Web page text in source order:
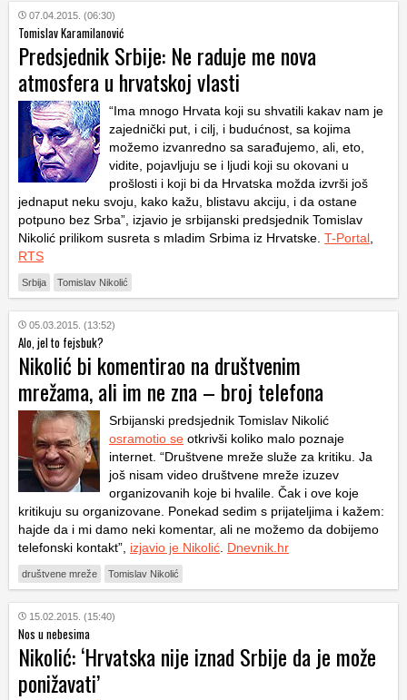
07.04.2015. (06:30)
Tomislav Karamilanović
Predsjednik Srbije: Ne raduje me nova
atmosfera u hrvatskoj vlasti
“Ima mnogo Hrvata koji su shvatili kakav nam je
zajednički put, i cilj, i budućnost, sa kojima
možemo izvanredno sa sarađujemo, ali, eto,
vidite, pojavljuju se i ljudi koji su okovani u
prošlosti i koji bi da Hrvatska možda izvrši još
jednaput neku svoju, kako kažu, blistavu akciju, i da ostane
potpuno bez Srba”, izjavio je srbijanski predsjednik Tomislav
Nikolić prilikom susreta s mladim Srbima iz Hrvatske. T-Portal
RTS
Srbija Tomislav Nikolić
05.03.2015. (13:52)
Alo, jel to fejsbuk?
Nikolić bi komentirao na društvenim
mrežama, ali im ne zna – broj telefona
Srbijanski predsjednik Tomislav Nikolić
osramotio se otkrivši koliko malo poznaje
internet. “Društvene mreže služe za kritiku. Ja
još nisam video društvene mreže izuzev
organizovanih koje bi hvalile. Čak i ove koje
kritikuju su organizovane. Ponekad sedim s prijateljima i kažem:
hajde da i mi damo neki komentar, ali ne možemo da dobijemo
telefonski kontakt”, izjavio je Nikolić Dnevnik.hr
društvene mreže Tomislav Nikolić
15.02.2015. (15:40)
Nos u nebesima
Nikolić: ‘Hrvatska nije iznad Srbije da je može
ponižavati’